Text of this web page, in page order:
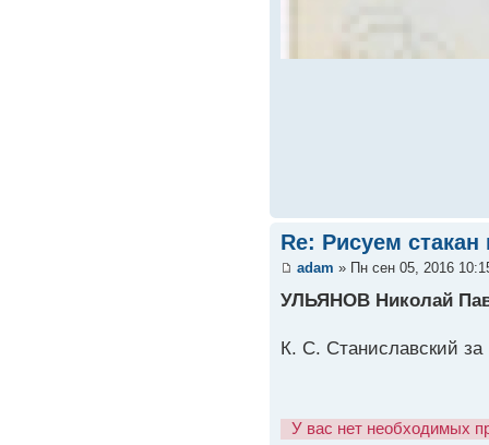
Re: Рисуем
adam » Пн сен 05, 2016
УЛЬЯНОВ Николай
К. С. Станиславский
У вас нет необходимых